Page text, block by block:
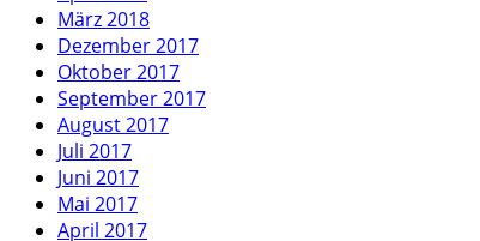
März 2018
Dezember 2017
Oktober 2017
September 2017
August 2017
Juli 2017
Juni 2017
Mai 2017
April 2017